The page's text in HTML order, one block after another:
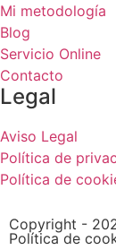
Mi metodología
Blog
Servicio Online
Contacto
Legal
Aviso Legal
Política de
Política de
Copyright -
Política de